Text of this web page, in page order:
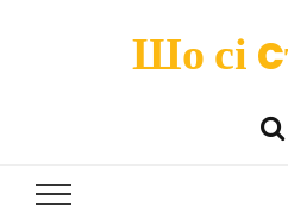
Шо сі